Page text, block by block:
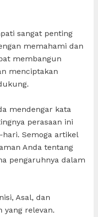
sangat penting
memahami dan
membangun
menciptakan
mendengar kata
perasaan ini
Semoga artikel
Anda tentang
pengaruhnya dalam
Asal, dan
yang relevan.